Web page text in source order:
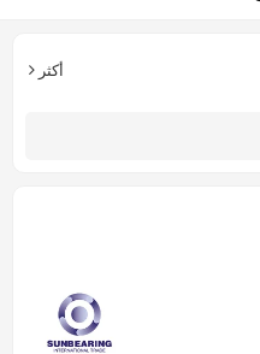
أكثر